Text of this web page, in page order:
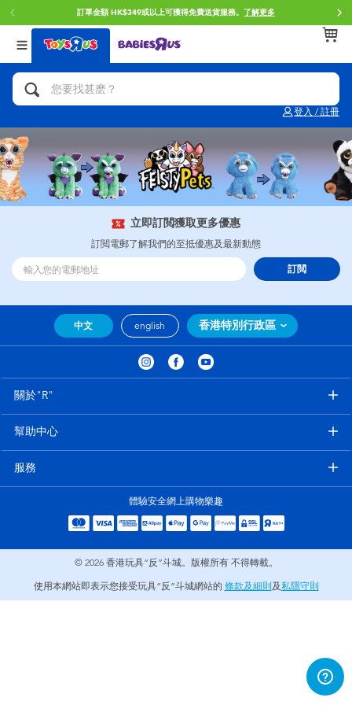
訂單金額 HK$349或以上可獲得免費送貨服務。 了解更多
登入 / 註冊
返回
分類目錄
人氣英雄,角色扮演,射擊玩具
拼砌組合及樂高LEGO
玩具車,貨車,火車及遙控系列
手工藝,文具,蠟筆,泥膠,畫板
娃娃, 芭比,收藏公仔
益智學習玩具
戶外及運動用品
角色扮演及造型系列
返回
品牌
Brunch Brother 早午餐兄弟
Spider-Man蜘蛛俠
Mini Brands
Play-Doh培樂多
Pokemon寶可夢
LeapFrog跳跳蛙
Globber高樂寶
返回
年齢
0~2歳
5~7歳
12~14歳
14歳以上
立即訂閲獲取更多優惠
訂閲電郵了解我們的至抵優惠及最新動態
訂閲
中文 english 香港特別行政區
關於"R"
幫助中心
服務
體驗安全網上購物樂趣
© 2026 香港玩具“反”斗城。版權所有 不得轉載。
使用本網站即表示您接受玩具“反”斗城網站的 條款及細則 及私隱守則